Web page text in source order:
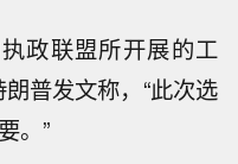
政联盟所开展的工
普发文称，“此次选
。”